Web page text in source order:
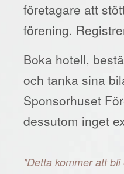
företagare att
förening.
Boka hotell,
och tanka sina
Sponsorhuset
dessutom inget
"Detta kommer att